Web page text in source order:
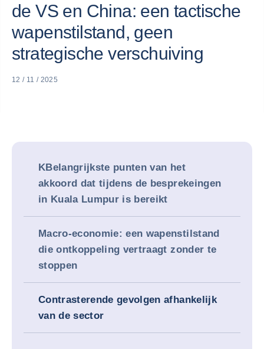
de VS en China: een tactische
wapenstilstand, geen
strategische verschuiving
12 / 11 / 2025
KBelangrijkste punten van het
akkoord dat tijdens de besprekeingen
in Kuala Lumpur is bereikt
Macro-economie: een wapenstilstand
die ontkoppeling vertraagt zonder te
stoppen
Contrasterende gevolgen afhankelijk
van de sector